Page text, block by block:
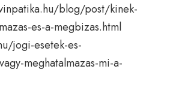
blog/post/kinek-
es-a-megbizas.html
jogi-esetek-es-
meghatalmazas-mi-a-